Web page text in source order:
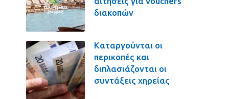
διακοπών
Καταργούνται οι
περικοπές και
διπλασιάζονται οι
συντάξεις χηρείας